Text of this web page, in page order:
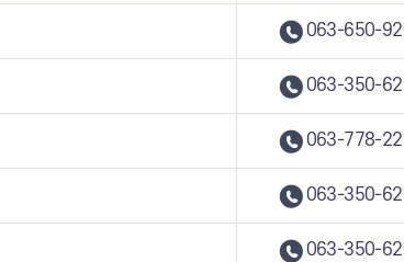
063-650-
063-350-
063-778-
063-350-
063-350-